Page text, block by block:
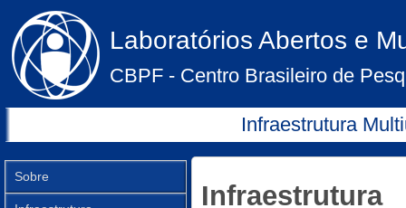
Clique
Laboratórios Abertos e
CBPF - Centro Brasileiro de
Infraestrutura
Sobre